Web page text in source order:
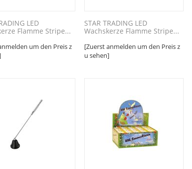
LED
Flamme Stripe...
um den Preis z
STAR TRADING LED
Wachskerze Flamme Stripe...
[Zuerst anmelden um den Preis z
u sehen]